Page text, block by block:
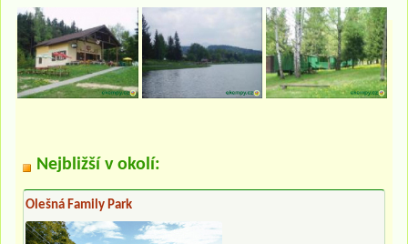
Nejbližší v okolí:
Olešná Family Park